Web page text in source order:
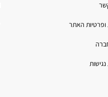
ופרטיות האתר